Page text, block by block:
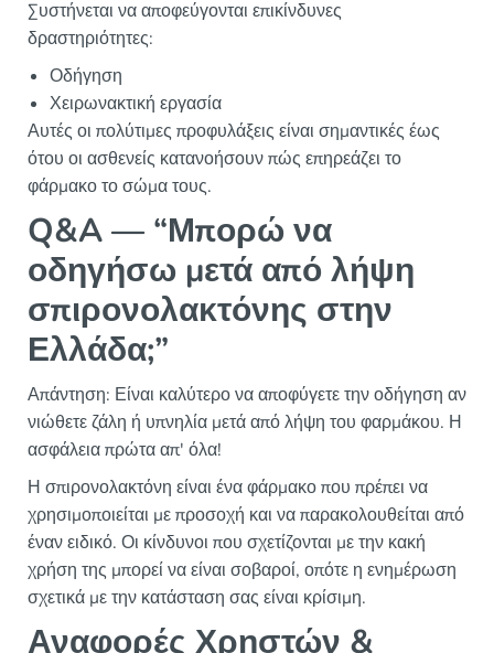
Συστήνεται να αποφεύγονται επικίνδυνες
δραστηριότητες:
Οδήγηση
Χειρωνακτική εργασία
Αυτές οι πολύτιμες προφυλάξεις είναι σημαντικές έως
ότου οι ασθενείς κατανοήσουν πώς επηρεάζει το
φάρμακο το σώμα τους.
Q&A — “Μπορώ να
οδηγήσω μετά από λήψη
σπιρονολακτόνης στην
Ελλάδα;”
Απάντηση: Είναι καλύτερο να αποφύγετε την οδήγηση αν
νιώθετε ζάλη ή υπνηλία μετά από λήψη του φαρμάκου. Η
ασφάλεια πρώτα απ' όλα!
Η σπιρονολακτόνη είναι ένα φάρμακο που πρέπει να
χρησιμοποιείται με προσοχή και να παρακολουθείται από
έναν ειδικό. Οι κίνδυνοι που σχετίζονται με την κακή
χρήση της μπορεί να είναι σοβαροί, οπότε η ενημέρωση
σχετικά με την κατάσταση σας είναι κρίσιμη.
Αναφορές Χρηστών &